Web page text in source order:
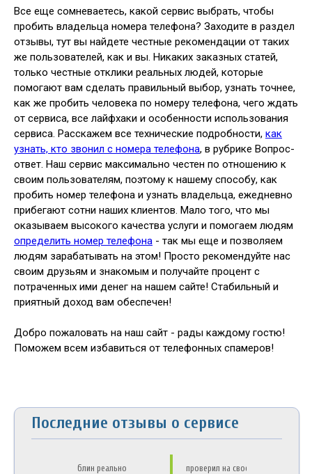
Все еще сомневаетесь, какой сервис выбрать, чтобы
пробить владельца номера телефона? Заходите в раздел
отзывы, тут вы найдете честные рекомендации от таких
же пользователей, как и вы. Никаких заказных статей,
только честные отклики реальных людей, которые
помогают вам сделать правильный выбор, узнать точнее,
как же пробить человека по номеру телефона, чего ждать
от сервиса, все лайфхаки и особенности использования
сервиса. Расскажем все технические подробности, как
узнать, кто звонил с номера телефона, в рубрике Вопрос-
ответ. Наш сервис максимально честен по отношению к
своим пользователям, поэтому к нашему способу, как
пробить номер телефона и узнать владельца, ежедневно
прибегают сотни наших клиентов. Мало того, что мы
оказываем высокого качества услуги и помогаем людям
определить номер телефона - так мы еще и позволяем
людям зарабатывать на этом! Просто рекомендуйте нас
своим друзьям и знакомым и получайте процент с
потраченных ими денег на нашем сайте! Стабильный и
приятный доход вам обеспечен!
Добро пожаловать на наш сайт - рады каждому гостю!
Поможем всем избавиться от телефонных спамеров!
Последние отзывы о сервисе
блин реально
проверил на своем